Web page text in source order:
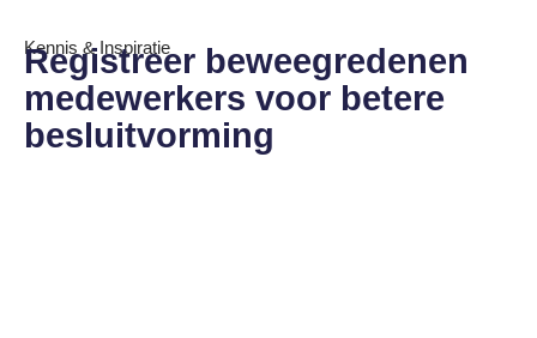
Kennis & Inspiratie
Registreer beweegredenen
medewerkers voor betere
besluitvorming